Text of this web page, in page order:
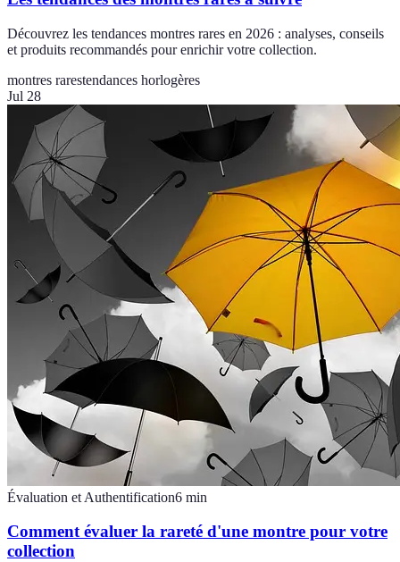
Découvrez les tendances montres rares en 2026 : analyses, conseils
et produits recommandés pour enrichir votre collection.
montres rarestendances horlogères
Jul 28
Évaluation et Authentification6 min
Comment évaluer la rareté d'une montre pour votre
collection